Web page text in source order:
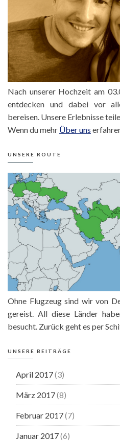
Nach unserer Hochzeit am
entdecken und dabei vor
bereisen. Unsere Erlebnisse
Wenn du mehr Über uns
UNSERE ROUTE
Ohne Flugzeug sind wir von
gereist. All diese Länder
besucht. Zurück geht es per
UNSERE BEITRÄGE
April 2017(3)
März 2017(8)
Februar 2017(7)
Januar 2017(6)